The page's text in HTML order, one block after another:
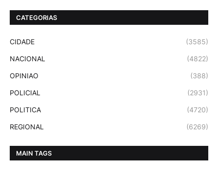
CATEGORIAS
CIDADE (3585)
NACIONAL (4822)
OPINIAO (388)
POLICIAL (2931)
POLITICA (4720)
REGIONAL (6269)
MAIN TAGS